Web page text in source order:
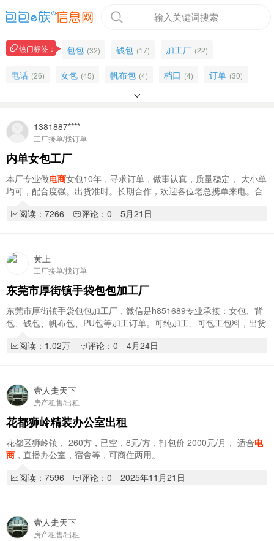
输入关键词搜索
热门标签： 包包 (32) 钱包 (17) 加工厂 (22)
电话 (26) 女包 (45) 帆布包 (4) 档口 (4) 订单 (30)
纯加工
厂房 (4) 直播 (6)
包装 (7) 兼职

1381887****
工厂接单/找订单
内单女包工厂
本厂专业做电商女包10年，寻求订单，做事认真，质量稳定， 大小单
均可，配合度强。出货准时。长期合作，欢迎各位老总携单来电。合
阅读：7266
评论：0 5月21日
黄上
工厂接单/找订单
东莞市厚街镇手袋包包加工厂
东莞市厚街镇手袋包包加工厂，微信是h851689专业承接：女包、背
包、钱包、帆布包、PU包等加工订单。可纯加工、可包工包料，出货
阅读：1.02万
评论：0 4月24日
壹人走天下
房产租售/出租
花都狮岭精装办公室出租
花都区狮岭镇， 260方，已空，8元/方，打包价 2000元/月， 适合电
商 ，直播办公室，宿舍等，可商住两用。
阅读：7596
评论：0 2025年11月21日
壹人走天下
房产租售/出租